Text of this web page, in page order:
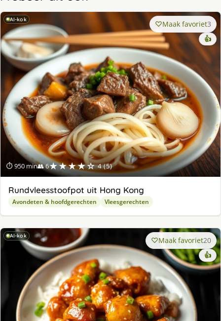
AI-kok
⏱ 950 min👥 6★★★★☆ 4 (5)
Maak favoriet3
👍
Rundvleesstoofpot uit Hong Kong
Avondeten & hoofdgerechten Vleesgerechten
AI-kok Maak favoriet20
👍